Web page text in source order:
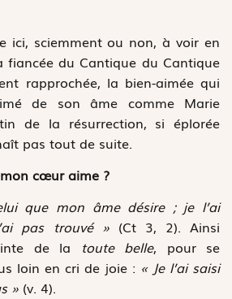
ici, sciemment ou non, à voir en
fiancée du Cantique du Cantique
rapprochée, la bien-aimée qui
de son âme comme Marie
de la résurrection, si éplorée
pas tout de suite.
cœur aime ?
que mon âme désire ; je l’ai
pas trouvé »(Ct 3, 2). Ainsi
de la
toute belle, pour se
loin en cri de joie : « Je l’ai saisi
» (v. 4).